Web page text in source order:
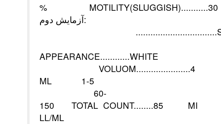
% MOTILITY(SLUGGISH)...........30
آزمايش دوم:
APPEARANCE............WHITE
ML 1-5
60-
150 TOTAL COUNT........85 MI
LL/ML